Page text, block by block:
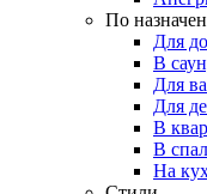
По
Для
В
Для
Для
В
В
На